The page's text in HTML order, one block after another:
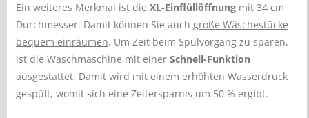
Ein weiteres Merkmal ist dieXL-Einflüllöffnung mit 34 cm
Durchmesser. Damit können Sie auchgroße Wäschestücke
bequem einräumen. Um Zeit beim Spülvorgang zu sparen,
ist die Waschmaschine mit einerSchnell-Funktion
ausgestattet. Damit wird mit einemerhöhten Wasserdruck
gespült, womit sich eine Zeitersparnis um 50 % ergibt.